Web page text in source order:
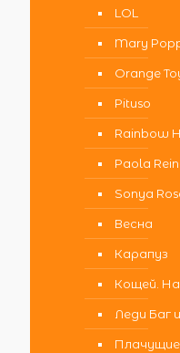
LOL
Mary
Orange
Pituso
Rainbow
Paola
Sonya
Весна
Карапуз
Кощей.
Леди Баг